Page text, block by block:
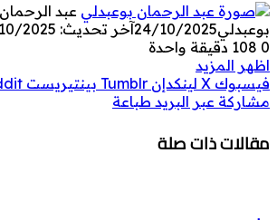
عبد الرحمان
بوعبدلي24/10/2025آخر تحديث: 24/10/2025
0
دقيقة واحدة
اظهر المزيد
فيسبوك ‫X لينكدإن بينتيريست
مشاركة عبر البريد طباعة
مقالات ذات صلة